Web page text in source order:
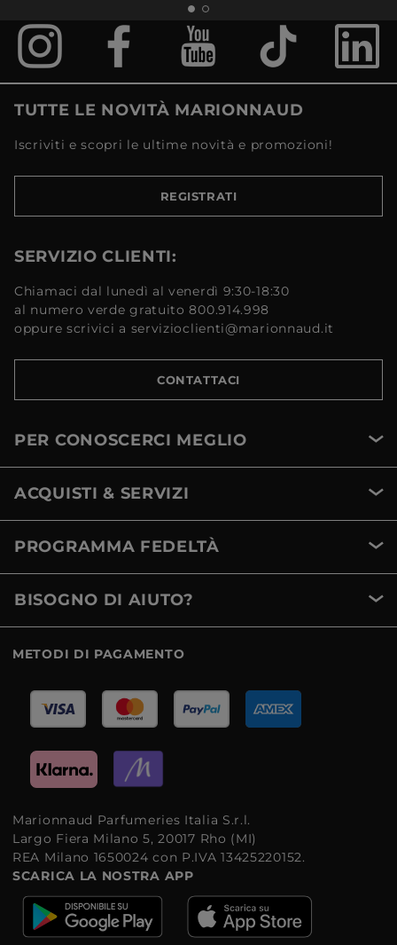
TUTTE LE NOVITÀ MARIONNAUD
Iscriviti e scopri le ultime novità e promozioni!
REGISTRATI
SERVIZIO CLIENTI:
Chiamaci dal lunedì al venerdì 9:30-18:30
al numero verde gratuito 800.914.998
oppure scrivici a servizioclienti@marionnaud.it
CONTATTACI
PER CONOSCERCI MEGLIO
ACQUISTI & SERVIZI
PROGRAMMA FEDELTÀ
BISOGNO DI AIUTO?
METODI DI PAGAMENTO
Marionnaud Parfumeries Italia S.r.l.
Largo Fiera Milano 5, 20017 Rho (MI)
REA Milano 1650024 con P.IVA 13425220152.
SCARICA LA NOSTRA APP